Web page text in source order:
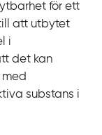
för ett
att utbytet
i
det kan
substans i